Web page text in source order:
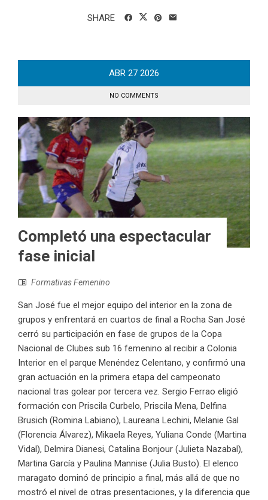
SHARE
ABR 27 2026
NO COMMENTS
Completó una espectacular
fase inicial
Formativas Femenino
San José fue el mejor equipo del interior en la zona de
grupos y enfrentará en cuartos de final a Rocha San José
cerró su participación en fase de grupos de la Copa
Nacional de Clubes sub 16 femenino al recibir a Colonia
Interior en el parque Menéndez Celentano, y confirmó una
gran actuación en la primera etapa del campeonato
nacional tras golear por tercera vez. Sergio Ferrao eligió
formación con Priscila Curbelo, Priscila Mena, Delfina
Brusich (Romina Labiano), Laureana Lechini, Melanie Gal
(Florencia Álvarez), Mikaela Reyes, Yuliana Conde (Martina
Vidal), Delmira Dianesi, Catalina Bonjour (Julieta Nazabal),
Martina García y Paulina Mannise (Julia Busto). El elenco
maragato dominó de principio a final, más allá de que no
mostró el nivel de otras presentaciones, y la diferencia que